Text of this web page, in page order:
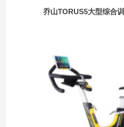
乔山TORUS5大型综合